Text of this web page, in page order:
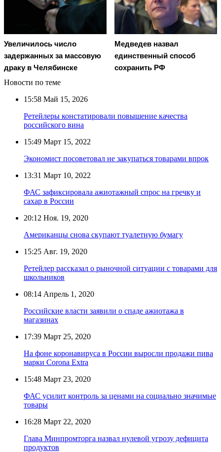
Увеличилось число
задержанных за массовую
драку в Челябинске
Медведев назвал
единственный способ
сохранить РФ
Новости по теме
15:58 Май 15, 2026
Ретейлеры констатировали повышение качества
российского вина
15:49 Март 15, 2022
Экономист посоветовал не закупаться товарами впрок
13:31 Март 10, 2022
ФАС зафиксировала ажиотажный спрос на гречку и
сахар в России
20:12 Ноя. 19, 2020
Американцы снова скупают туалетную бумагу
15:25 Авг. 19, 2020
Ретейлер рассказал о рыночной ситуации с товарами для
школьников
08:14 Апрель 1, 2020
Российские власти заявили о спаде ажиотажа в
магазинах
17:39 Март 25, 2020
На фоне коронавируса в России выросли продажи пива
марки Corona Extra
15:48 Март 23, 2020
ФАС усилит контроль за ценами на социально значимые
товары
16:28 Март 22, 2020
Глава Минпромторга назвал нулевой угрозу дефицита
продуктов